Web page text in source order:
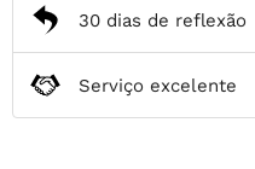
30 dias de reflexão
Serviço excelente